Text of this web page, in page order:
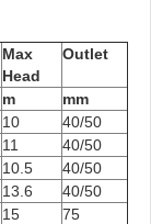
Max
Head
Outlet
m
mm
10
40/50
11
40/50
10.5
40/50
13.6
40/50
15
75